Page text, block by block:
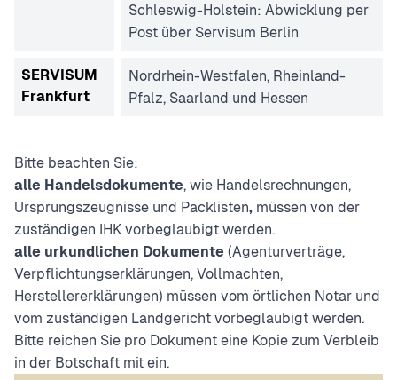
Schleswig-Holstein: Abwicklung per
Post über Servisum Berlin
SERVISUM
Frankfurt
Nordrhein-Westfalen, Rheinland-
Pfalz, Saarland und Hessen
Bitte beachten Sie:
alle Handelsdokumente, wie Handelsrechnungen,
Ursprungszeugnisse und Packlisten, müssen von der
zuständigen IHK vorbeglaubigt werden.
alle urkundlichen Dokumente (Agenturverträge,
Verpflichtungserklärungen, Vollmachten,
Herstellererklärungen) müssen vom örtlichen Notar und
vom zuständigen Landgericht vorbeglaubigt werden.
Bitte reichen Sie pro Dokument eine Kopie zum Verbleib
in der Botschaft mit ein.